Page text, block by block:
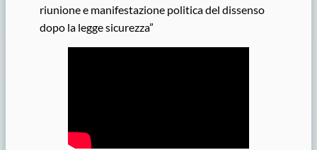
riunione e manifestazione politica del dissenso
dopo la legge sicurezza”